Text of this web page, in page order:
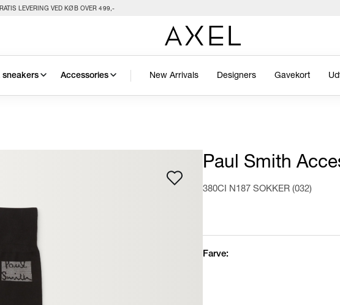
LEVERING VED KØB OVER 499,-
sneakers Accessories New Arrivals Designers Gavekort
Paul Smith
380CI N187 SOKKER (032)
Farve: